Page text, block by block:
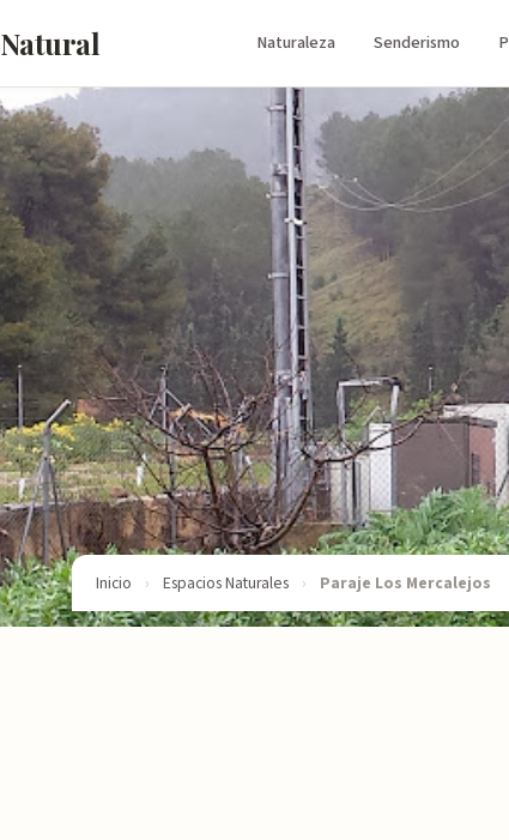
Natural Naturaleza Senderismo
Inicio › Espacios Naturales › Paraje Los Mercalejos